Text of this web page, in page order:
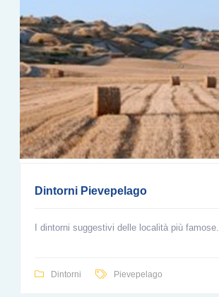
Dintorni Pievepelago
I dintorni suggestivi delle località più famose.
Dintorni Pievepelago